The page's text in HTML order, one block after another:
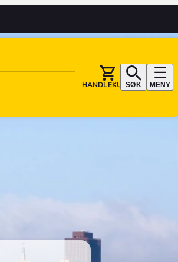
HANDLEKURVSØK MENY